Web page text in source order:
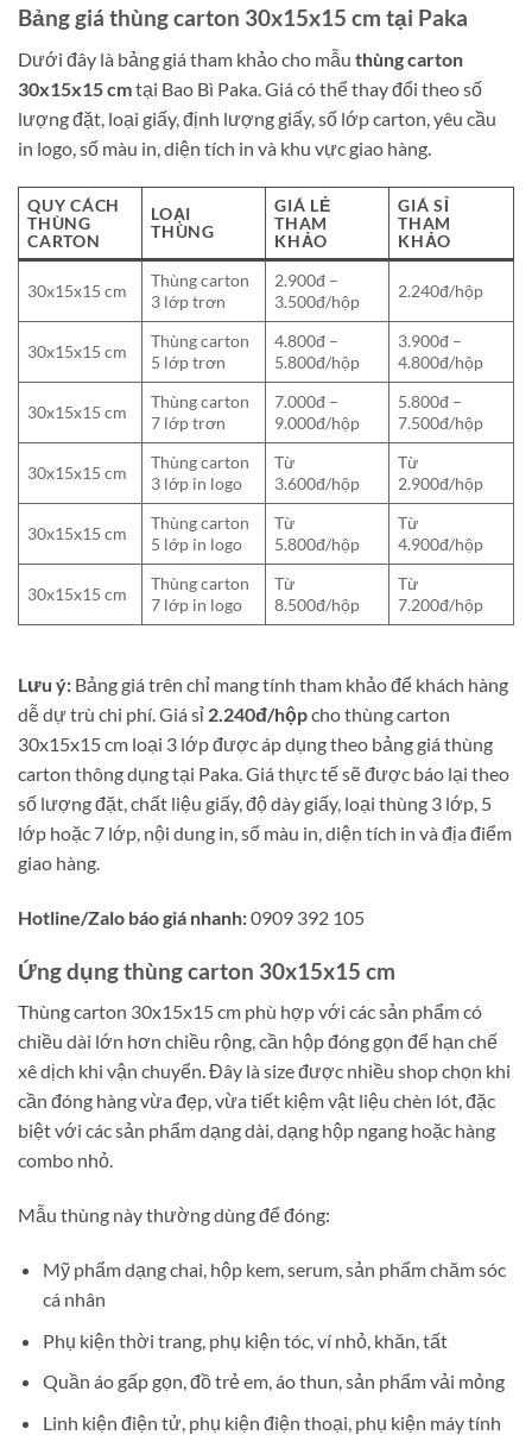
Bảng giá thùng carton 30x15x15 cm tại Paka
Dưới đây là bảng giá tham khảo cho mẫu thùng carton
30x15x15 cmtại Bao Bì Paka. Giá có thể thay đổi theo số
lượng đặt, loại giấy, định lượng giấy, số lớp carton, yêu cầu
in logo, số màu in, diện tích in và khu vực giao hàng.
QUY CÁCH
THÙNG
CARTON
LOẠI
THÙNG
GIÁ LẺ
THAM
KHẢO
GIÁ SỈ
THAM
KHẢO
30x15x15 cm
Thùng carton
3 lớp trơn
2.900đ –
3.500đ/hộp
2.240đ/hộp
30x15x15 cm
Thùng carton
5 lớp trơn
4.800đ –
5.800đ/hộp
3.900đ –
4.800đ/hộp
30x15x15 cm
Thùng carton
7 lớp trơn
7.000đ –
9.000đ/hộp
5.800đ –
7.500đ/hộp
30x15x15 cm
Thùng carton
3 lớp in logo
Từ
3.600đ/hộp
Từ
2.900đ/hộp
30x15x15 cm
Thùng carton
5 lớp in logo
Từ
5.800đ/hộp
Từ
4.900đ/hộp
30x15x15 cm
Thùng carton
7 lớp in logo
Từ
8.500đ/hộp
Từ
7.200đ/hộp
Lưu ý: Bảng giá trên chỉ mang tính tham khảo để khách hàng
dễ dự trù chi phí. Giá sỉ 2.240đ/hộpcho thùng carton
30x15x15 cm loại 3 lớp được áp dụng theo bảng giá thùng
carton thông dụng tại Paka. Giá thực tế sẽ được báo lại theo
số lượng đặt, chất liệu giấy, độ dày giấy, loại thùng 3 lớp, 5
lớp hoặc 7 lớp, nội dung in, số màu in, diện tích in và địa điểm
giao hàng.
Hotline/Zalo báo giá nhanh:0909 392 105
Ứng dụng thùng carton 30x15x15 cm
Thùng carton 30x15x15 cm phù hợp với các sản phẩm có
chiều dài lớn hơn chiều rộng, cần hộp đóng gọn để hạn chế
xê dịch khi vận chuyển. Đây là size được nhiều shop chọn khi
cần đóng hàng vừa đẹp, vừa tiết kiệm vật liệu chèn lót, đặc
biệt với các sản phẩm dạng dài, dạng hộp ngang hoặc hàng
combo nhỏ.
Mẫu thùng này thường dùng để đóng:
Mỹ phẩm dạng chai, hộp kem, serum, sản phẩm chăm sóc
cá nhân
Phụ kiện thời trang, phụ kiện tóc, ví nhỏ, khăn, tất
Quần áo gấp gọn, đồ trẻ em, áo thun, sản phẩm vải mỏng
Linh kiện điện tử, phụ kiện điện thoại, phụ kiện máy tính